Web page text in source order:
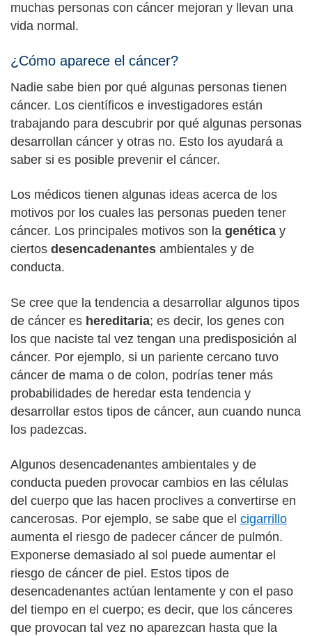
muchas personas con cáncer mejoran y llevan una
vida normal.
¿Cómo aparece el cáncer?
Nadie sabe bien por qué algunas personas tienen
cáncer. Los científicos e investigadores están
trabajando para descubrir por qué algunas personas
desarrollan cáncer y otras no. Esto los ayudará a
saber si es posible prevenir el cáncer.
Los médicos tienen algunas ideas acerca de los
motivos por los cuales las personas pueden tener
cáncer. Los principales motivos son la genética y
ciertos desencadenantes ambientales y de
conducta.
Se cree que la tendencia a desarrollar algunos tipos
de cáncer es hereditaria; es decir, los genes con
los que naciste tal vez tengan una predisposición al
cáncer. Por ejemplo, si un pariente cercano tuvo
cáncer de mama o de colon, podrías tener más
probabilidades de heredar esta tendencia y
desarrollar estos tipos de cáncer, aun cuando nunca
los padezcas.
Algunos desencadenantes ambientales y de
conducta pueden provocar cambios en las células
del cuerpo que las hacen proclives a convertirse en
cancerosas. Por ejemplo, se sabe que el cigarrillo
aumenta el riesgo de padecer cáncer de pulmón.
Exponerse demasiado al sol puede aumentar el
riesgo de cáncer de piel. Estos tipos de
desencadenantes actúan lentamente y con el paso
del tiempo en el cuerpo; es decir, que los cánceres
que provocan tal vez no aparezcan hasta que la